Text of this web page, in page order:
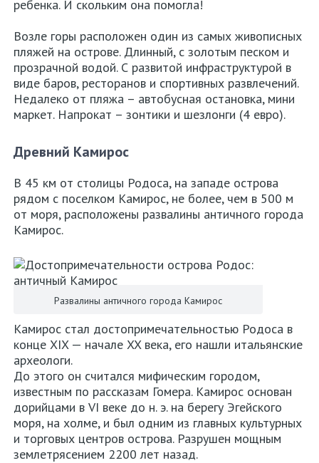
ребенка. И скольким она помогла!
Возле горы расположен один из самых живописных
пляжей на острове. Длинный, с золотым песком и
прозрачной водой. С развитой инфраструктурой в
виде баров, ресторанов и спортивных развлечений.
Недалеко от пляжа – автобусная остановка, мини
маркет. Напрокат – зонтики и шезлонги (4 евро).
Древний Камирос
В 45 км от столицы Родоса, на западе острова
рядом с поселком Камирос, не более, чем в 500 м
от моря, расположены развалины античного города
Камирос.
Развалины античного города Камирос
Камирос стал достопримечательностью Родоса в
конце XIX — начале XX века, его нашли итальянские
археологи.
До этого он считался мифическим городом,
известным по рассказам Гомера. Камирос основан
дорийцами в VI веке до н. э. на берегу Эгейского
моря, на холме, и был одним из главных культурных
и торговых центров острова. Разрушен мощным
землетрясением 2200 лет назад.